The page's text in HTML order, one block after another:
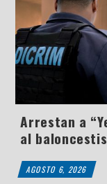
Arrestan a
al
AGOSTO 6, 2026